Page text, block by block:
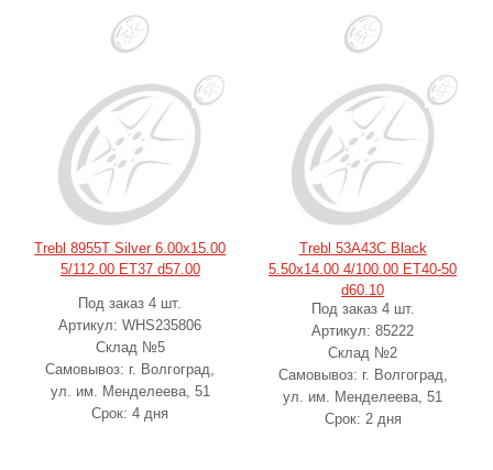
Trebl 8955T Silver 6.00x15.00
5/112.00 ET37 d57.00
Под заказ 4 шт.
Артикул: WHS235806
Склад №5
Самовывоз: г. Волгоград,
ул. им. Менделеева, 51
Срок: 4 дня
Trebl 53A43C Black
5.50x14.00 4/100.00 ET40-50
d60.10
Под заказ 4 шт.
Артикул: 85222
Склад №2
Самовывоз: г. Волгоград,
ул. им. Менделеева, 51
Срок: 2 дня